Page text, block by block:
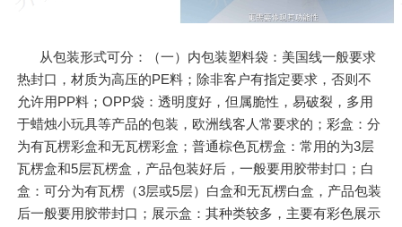
从包装形式可分：（一）内包装塑料袋：美国线一般要求
热封口，材质为高压的PE料；除非客户有指定要求，否则不
允许用PP料；OPP袋：透明度好，但属脆性，易破裂，多用
于蜡烛小玩具等产品的包装，欧洲线客人常要求的；彩盒：分
为有瓦楞彩盒和无瓦楞彩盒；普通棕色瓦楞盒：常用的为3层
瓦楞盒和5层瓦楞盒，产品包装好后，一般要用胶带封口；白
盒：可分为有瓦楞（3层或5层）白盒和无瓦楞白盒，产品包装
后一般要用胶带封口；展示盒：其种类较多，主要有彩色展示